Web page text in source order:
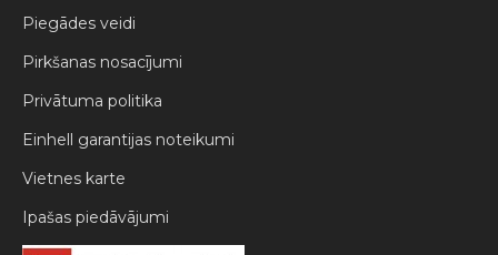
Piegādes veidi
Pirkšanas nosacījumi
Privātuma politika
Einhell garantijas noteikumi
Vietnes karte
Ipašas piedāvājumi